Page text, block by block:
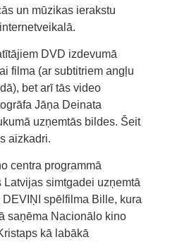
un mūzikas ierakstu
DVD izdevumā
filma (ar subtitriem angļu
bet arī tās video
Jāņa Deinata
uzņemtās bildes. Šeit
aizkadri.
centra programmā
Latvijas simtgadei uzņemtā
DEVIŅI spēlfilma Bille, kura
saņēma Nacionālo kino
kā labākā